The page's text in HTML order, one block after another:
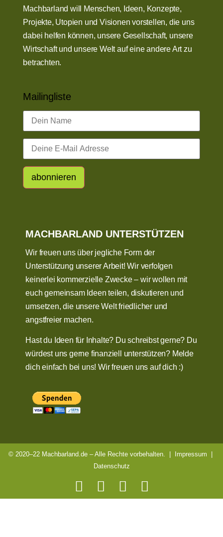
Machbarland will Menschen, Ideen, Konzepte,
Projekte, Utopien und Visionen vorstellen, die uns
dabei helfen können, unsere Gesellschaft, unsere
Wirtschaft und unsere Welt auf eine andere Art zu
betrachten.
Mailingliste
MACHBARLAND UNTERSTÜTZEN
Wir freuen uns über jegliche Form der
Unterstützung unserer Arbeit! Wir verfolgen
keinerlei kommerzielle Zwecke – wir wollen mit
euch gemeinsam Ideen teilen, diskutieren und
umsetzen, die unsere Welt friedlicher und
angstfreier machen.
Hast du Ideen für Inhalte? Du schreibst gerne? Du
würdest uns gerne finanziell unterstützen? Melde
dich einfach bei uns! Wir freuen uns auf dich :)
© 2020–22 Machbarland.de – Alle Rechte vorbehalten. | Impressum
Datenschutz